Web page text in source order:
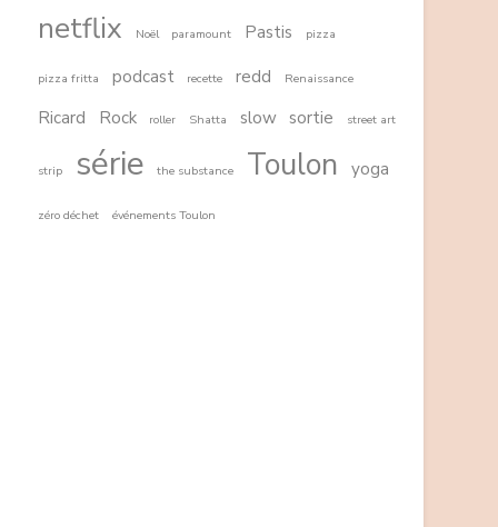
netflix Noël paramount Pastis pizza
pizza fritta podcast recette redd Renaissance
Ricard Rock roller Shatta slow sortie street art
strip série the substance Toulon yoga
zéro déchet événements Toulon